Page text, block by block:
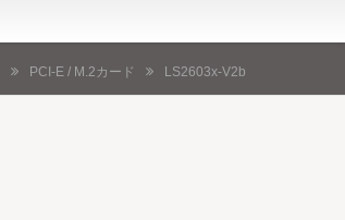
PCI-E / M.2カード LS2603x-V2b